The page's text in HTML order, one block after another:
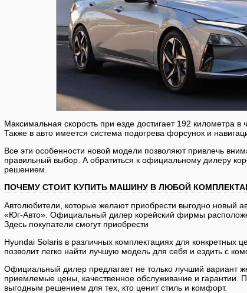
Максимальная скорость при езде достигает 192 километра
Также в авто имеется система подогрева форсунок и
Все эти особенности новой модели позволяют привлечь
правильный выбор. А обратиться к официальному дилеру
решением.
ПОЧЕМУ СТОИТ КУПИТЬ МАШИНУ В ЛЮБОЙ
Автолюбители, которые желают приобрести выгодно новый
«Юг-Авто». Официальный дилер корейский фирмы
Здесь покупатели смогут приобрести
Hyundai Solaris в различных комплектациях для конкретных
позволит легко найти лучшую модель для себя и ездить с
Официальный дилер предлагает не только лучший вариант
приемлемые цены, качественное обслуживание и гарантии.
выгодным решением для тех, кто ценит стиль и комфорт.